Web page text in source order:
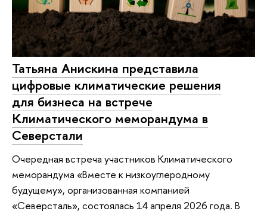
Татьяна Анискина представила
цифровые климатические решения
для бизнеса на встрече
Климатического меморандума в
Северстали
Очередная встреча участников Климатического
меморандума «Вместе к низкоуглеродному
будущему», организованная компанией
«Северсталь», состоялась 14 апреля 2026 года. В